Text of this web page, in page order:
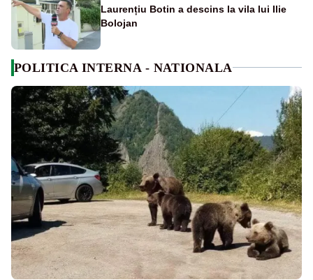
Laurențiu Botin a descins la vila lui Ilie
Bolojan
POLITICA INTERNA - NATIONALA